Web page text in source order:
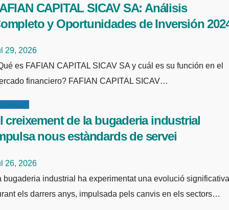
CAPITAL SICAV SA: Análisis
y Oportunidades de Inversión
29, 2026
función en el
financiero? FAFIAN CAPITAL SICAV…
creixement de la bugaderia industrial
nous estàndards de servei
26, 2026
els darrers anys, impulsada pels canvis en els sectors…